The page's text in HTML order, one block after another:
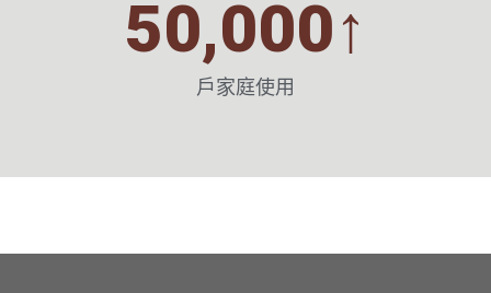
50,000↑
戶家庭使用